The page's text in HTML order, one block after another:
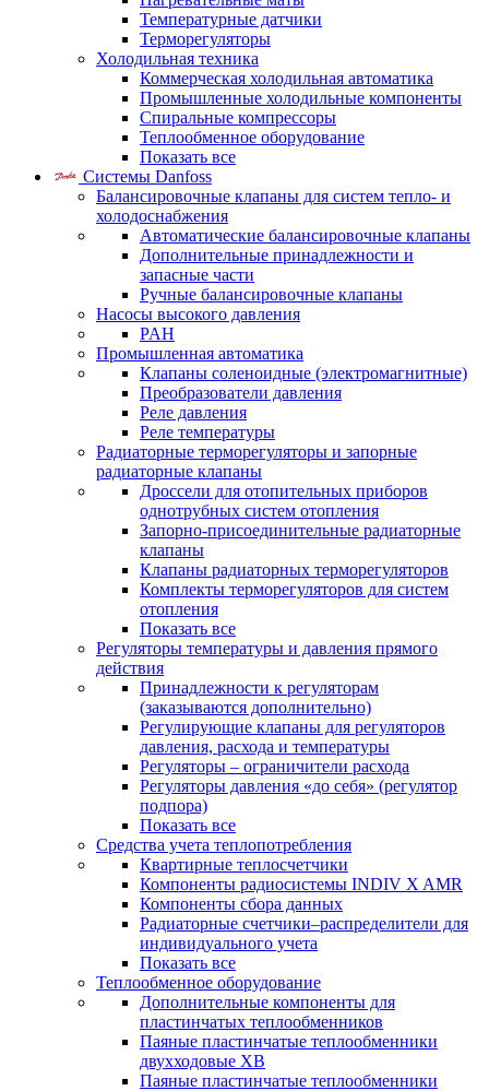
Температурные датчики
Терморегуляторы
Холодильная техника
Коммерческая холодильная автоматика
Промышленные холодильные компоненты
Спиральные компрессоры
Теплообменное оборудование
Показать все
Системы Danfoss
Балансировочные клапаны для систем тепло- и
холодоснабжения
Автоматические балансировочные клапаны
Дополнительные принадлежности и
запасные части
Ручные балансировочные клапаны
Насосы высокого давления
PAH
Промышленная автоматика
Клапаны соленоидные (электромагнитные)
Преобразователи давления
Реле давления
Реле температуры
Радиаторные терморегуляторы и запорные
радиаторные клапаны
Дроссели для отопительных приборов
однотрубных систем отопления
Запорно-присоединительные радиаторные
клапаны
Клапаны радиаторных терморегуляторов
Комплекты терморегуляторов для систем
отопления
Показать все
Регуляторы температуры и давления прямого
действия
Принадлежности к регуляторам
(заказываются дополнительно)
Регулирующие клапаны для регуляторов
давления, расхода и температуры
Регуляторы – ограничители расхода
Регуляторы давления «до себя» (регулятор
подпора)
Показать все
Средства учета теплопотребления
Квартирные теплосчетчики
Компоненты радиосистемы INDIV X AMR
Компоненты сбора данных
Радиаторные счетчики–распределители для
индивидуального учета
Показать все
Теплообменное оборудование
Дополнительные компоненты для
пластинчатых теплообменников
Паяные пластинчатые теплообменники
двухходовые XB
Паяные пластинчатые теплообменники